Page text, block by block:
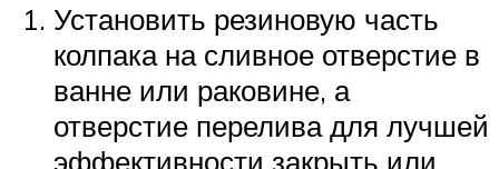
Установить резиновую часть
колпака на сливное отверстие в
ванне или раковине, а
отверстие перелива для лучшей
эффективности закрыть или